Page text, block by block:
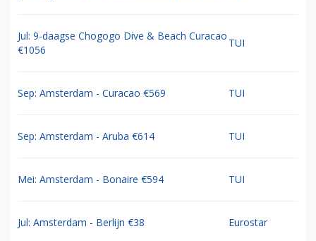
Jul: 9-daagse Chogogo Dive & Beach Curacao
€1056
TUI
Sep: Amsterdam - Curacao €569 TUI
Sep: Amsterdam - Aruba €614 TUI
Mei: Amsterdam - Bonaire €594 TUI
Jul: Amsterdam - Berlijn €38 Eurostar